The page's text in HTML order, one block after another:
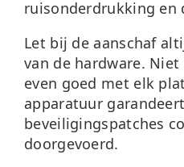
ruisonderdrukking en
Let bij de aanschaf
van de hardware.
even goed met elk
apparatuur
beveiligingspatches
doorgevoerd.